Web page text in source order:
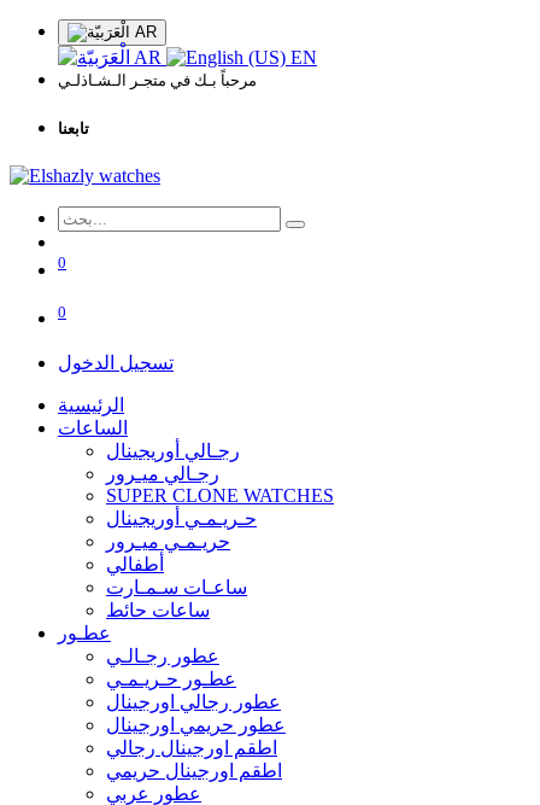
AR
AR EN
مرحباً بـك في متجـر الـشـاذلـي
تابعنا
0
0
تسجيل الدخول
الرئيسية
الساعات
رجـالي أوريجينال
رجـالي ميـرور
SUPER CLONE WATCHES
حـريـمـي أوريجينال
حريـمـي ميـرور
أطفالي
ساعـات سـمـارت
ساعات حائط
عطـور
عطور رجـالـي
عطـور حـريـمـي
عطور رجالي اورجينال
عطور حريمي اورجينال
اطقم اورجينال رجالي
اطقم اورجينال حريمي
عطور عربي